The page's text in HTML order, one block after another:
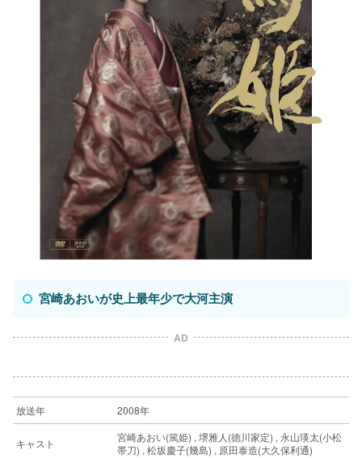
宮崎あおいが史上最年少で大河主演
AD
放送年 2008年
キャスト
宮崎あおい(篤姫) , 堺雅人(徳川家定) , 永山瑛太(小松
帯刀) , 松坂慶子(幾島) , 原田泰造(大久保利通)